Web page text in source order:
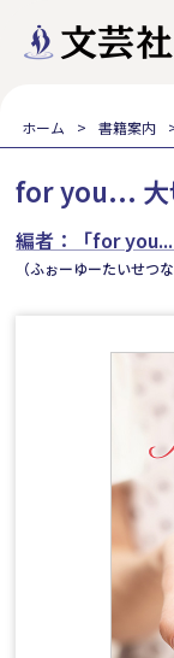
ホーム 書籍案内
for you... 大
編者：「for
（ふぉーゆーたいせつ